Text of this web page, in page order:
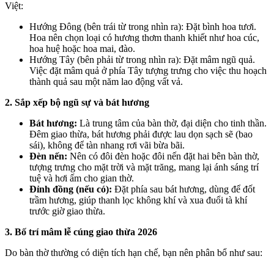
Việt:
Hướng Đông (bên trái từ trong nhìn ra): Đặt bình hoa tươi.
Hoa nên chọn loại có hương thơm thanh khiết như hoa cúc,
hoa huệ hoặc hoa mai, đào.
Hướng Tây (bên phải từ trong nhìn ra): Đặt mâm ngũ quả.
Việc đặt mâm quả ở phía Tây tượng trưng cho việc thu hoạch
thành quả sau một năm lao động vất vả.
2. Sắp xếp bộ ngũ sự và bát hương
Bát hương: Là trung tâm của bàn thờ, đại diện cho tinh thần.
Đêm giao thừa, bát hương phải được lau dọn sạch sẽ (bao
sái), không để tàn nhang rơi vãi bừa bãi.
Đèn nến: Nên có đôi đèn hoặc đôi nến đặt hai bên bàn thờ,
tượng trưng cho mặt trời và mặt trăng, mang lại ánh sáng trí
tuệ và hơi ấm cho gian thờ.
Đỉnh đồng (nếu có): Đặt phía sau bát hương, dùng để đốt
trầm hương, giúp thanh lọc không khí và xua đuổi tà khí
trước giờ giao thừa.
3. Bố trí mâm lễ cúng giao thừa 2026
Do bàn thờ thường có diện tích hạn chế, bạn nên phân bổ như sau: